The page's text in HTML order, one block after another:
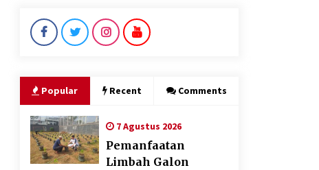
Jokowi Tetap Disambut
Masih Dirasakan Masyarakat
Popular Recent Comments
7 Agustus 2026
Pemanfaatan
Limbah Galon